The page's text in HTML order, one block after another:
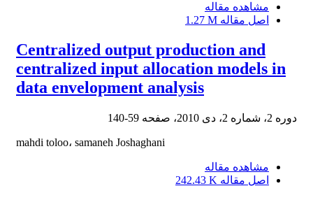
مشاهده مقاله
اصل مقاله 1.27 M
Centralized output production and
centralized input allocation models in
data envelopment analysis
دوره 2، شماره 2، دی 2010، صفحه 59-140
mahdi toloo، samaneh Joshaghani
مشاهده مقاله
اصل مقاله 242.43 K